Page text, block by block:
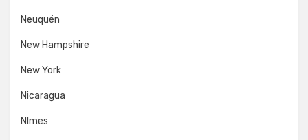
Neuquén
New Hampshire
New York
Nicaragua
NImes